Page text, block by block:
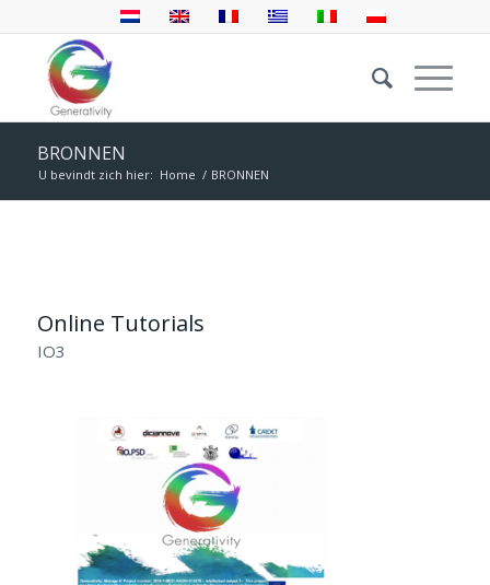
BRONNEN
U bevindt zich hier: Home / BRONNEN
Online Tutorials
IO3